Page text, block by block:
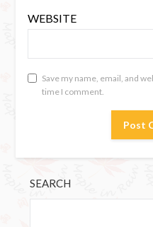
WEBSITE
Save my name, email, and
time I comment.
SEARCH